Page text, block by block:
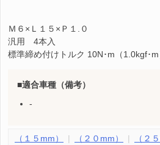
Ｍ６×Ｌ１５×Ｐ１.０
汎用 4本入
標準締め付けトルク 10N･m（1.0kgf･m
適合車種（備考）
-
（１５mm） （２０mm） （２